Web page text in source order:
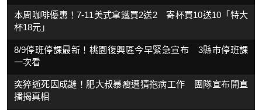
本周咖啡優惠！7-11美式拿鐵買2送2 寄杯買10送10「特大
杯18元」
8/9停班停課最新！桃園復興區今早緊急宣布 3縣市停班課
一次看
突猝逝死因成謎！肥大叔暴瘦遭猜抱病工作 團隊宣布開直
播揭真相